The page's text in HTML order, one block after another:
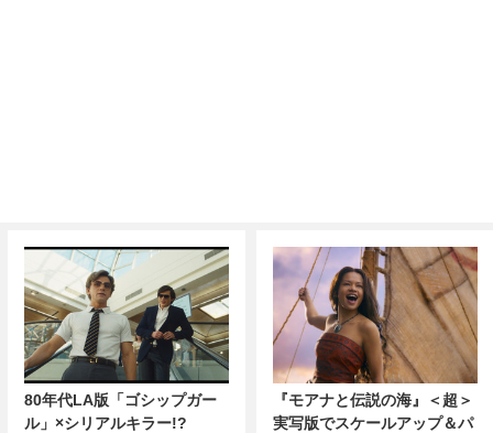
80年代LA版「ゴシップガー
ル」×シリアルキラー!?
『モアナと伝説の海』＜超＞
実写版でスケールアップ＆パ